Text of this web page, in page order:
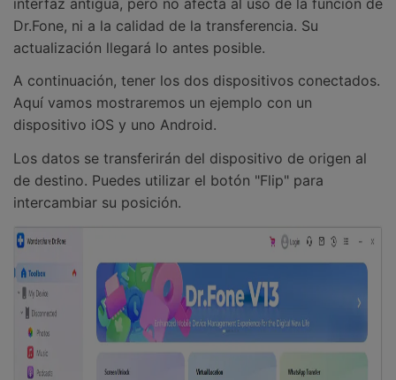
Dr.Fone, ni a la calidad de la transferencia. Su
actualización llegará lo antes posible.
A continuación, tener los dos dispositivos conectados.
Aquí vamos mostraremos un ejemplo con un
dispositivo iOS y uno Android.
Los datos se transferirán del dispositivo de origen al
de destino. Puedes utilizar el botón "Flip" para
intercambiar su posición.